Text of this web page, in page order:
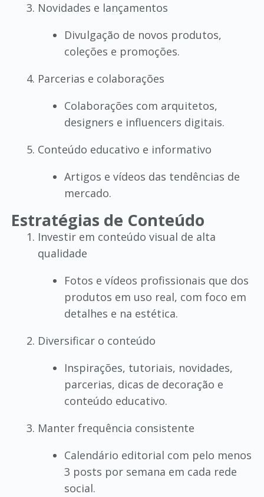
Novidades e lançamentos
Divulgação de novos produtos,
coleções e promoções.
Parcerias e colaborações
Colaborações com arquitetos,
designers e influencers digitais.
Conteúdo educativo e informativo
Artigos e vídeos das tendências de
mercado.
Estratégias de Conteúdo
Investir em conteúdo visual de alta
qualidade
Fotos e vídeos profissionais que dos
produtos em uso real, com foco em
detalhes e na estética.
Diversificar o conteúdo
Inspirações, tutoriais, novidades,
parcerias, dicas de decoração e
conteúdo educativo.
Manter frequência consistente
Calendário editorial com pelo menos
3 posts por semana em cada rede
social.